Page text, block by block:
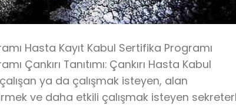
Hasta Kayıt Kabul Sertifika Programı
Çankırı Tanıtımı: Çankırı Hasta Kabul
ya da çalışmak isteyen, alan
ve daha etkili çalışmak isteyen